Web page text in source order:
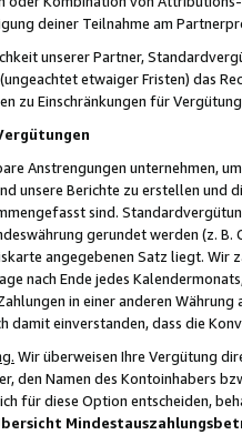
deiner Teilnahme am
unserer Partner,
etwaiger Fristen) das
zu Einschränkungen für
Anstrengungen unternehmen,
unsere Berichte zu erstellen und
sind.
gerundet werden (z.
angegebenen Satz liegt.
nach Ende jedes
in einer anderen
damit einverstanden, dass die
Wir überweisen Ihre Vergütung
den Namen des Kontoinhabers
für diese Option entscheiden,